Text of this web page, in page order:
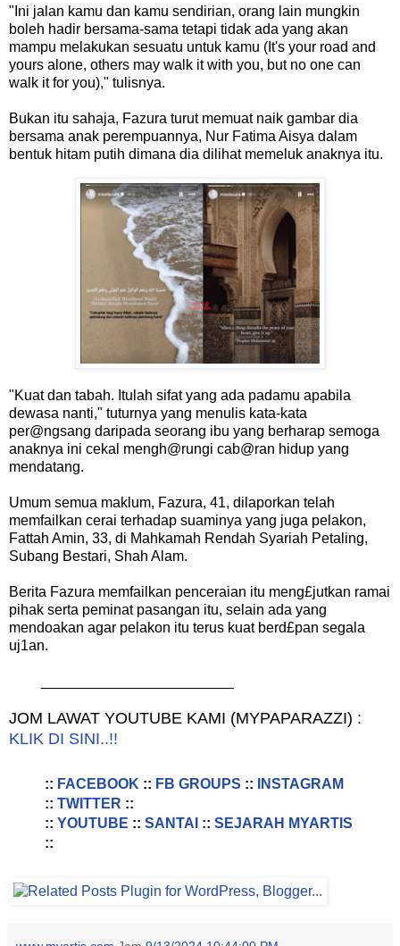
"Ini jalan kamu dan kamu sendirian, orang lain mungkin
boleh hadir bersama-sama tetapi tidak ada yang akan
mampu melakukan sesuatu untuk kamu (It's your road and
yours alone, others may walk it with you, but no one can
walk it for you)," tulisnya.
Bukan itu sahaja, Fazura turut memuat naik gambar dia
bersama anak perempuannya, Nur Fatima Aisya dalam
bentuk hitam putih dimana dia dilihat memeluk anaknya itu.
"Kuat dan tabah. Itulah sifat yang ada padamu apabila
dewasa nanti," tuturnya yang menulis kata-kata
per@ngsang daripada seorang ibu yang berharap semoga
anaknya ini cekal mengh@rungi cab@ran hidup yang
mendatang.
Umum semua maklum, Fazura, 41, dilaporkan telah
memfailkan cerai terhadap suaminya yang juga pelakon,
Fattah Amin, 33, di Mahkamah Rendah Syariah Petaling,
Subang Bestari, Shah Alam.
Berita Fazura memfailkan penceraian itu meng£jutkan ramai
pihak serta peminat pasangan itu, selain ada yang
mendoakan agar pelakon itu terus kuat berd£pan segala
uj1an.
JOM LAWAT YOUTUBE KAMI (MYPAPARAZZI) :
KLIK DI SINI..!!
:: FACEBOOK :: FB GROUPS ::
INSTAGRAM
:: TWITTER ::
:: YOUTUBE :: SANTAI :: SEJARAH MYARTIS
::